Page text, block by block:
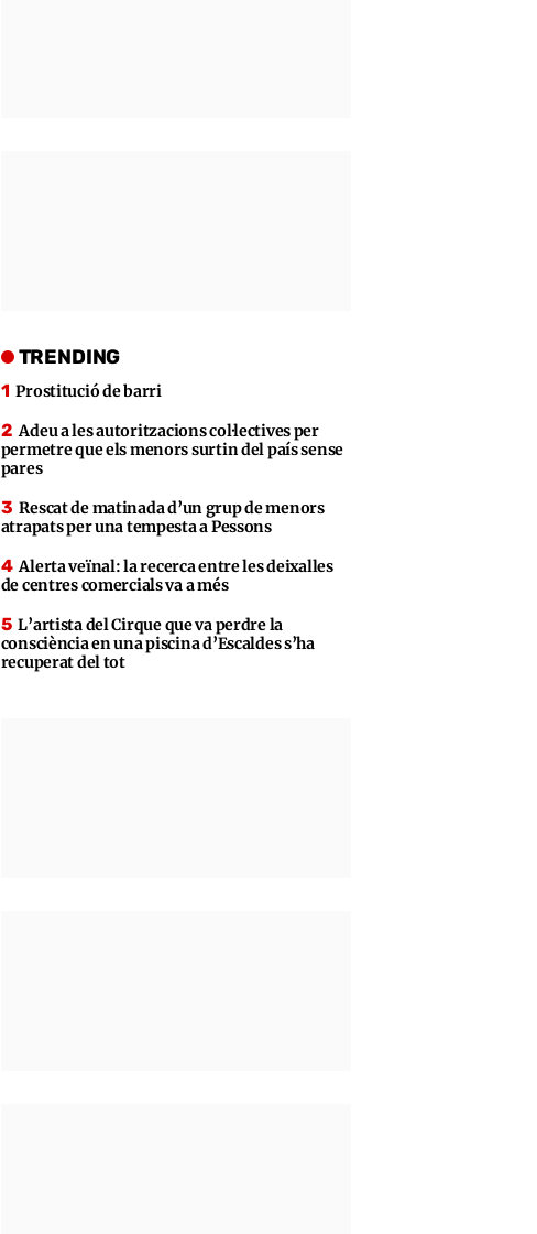
TRENDING
Prostitució de barri
Adeu a les autoritzacions col·lectives per
permetre que els menors surtin del país sense
pares
Rescat de matinada d’un grup de menors
atrapats per una tempesta a Pessons
Alerta veïnal: la recerca entre les deixalles
de centres comercials va a més
L’artista del Cirque que va perdre la
consciència en una piscina d’Escaldes s’ha
recuperat del tot